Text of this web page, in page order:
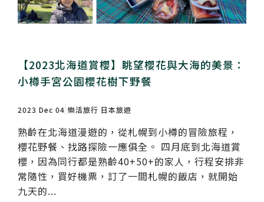
【2023北海道賞櫻】眺望櫻花與大海的美景：
小樽手宮公園櫻花樹下野餐
2023 Dec 04 樂活旅行 日本旅遊
熟齡在北海道漫遊的，從札幌到小樽的冒險旅程，
櫻花野餐、找路探險一應俱全。 四月底到北海道賞
櫻，因為同行都是熟齡40+50+的家人，行程安排非
常隨性，買好機票，訂了一間札幌的飯店，就開始
九天的...